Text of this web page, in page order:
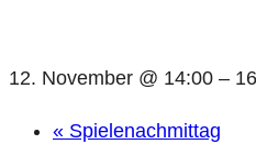
12. November @ 14:00 –
« Spielenachmittag